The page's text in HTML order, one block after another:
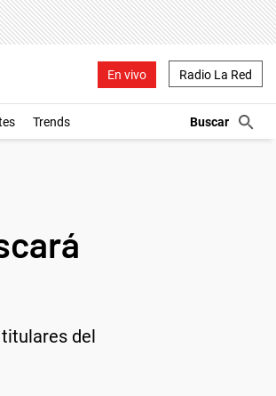
En vivo Radio La Red
Trends
del